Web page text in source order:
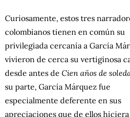
Curiosamente, estos tres
colombianos tienen en común su
privilegiada cercanía a García
vivieron de cerca su vertiginosa
desde antes de Cien años de
su parte, García Márquez fue
especialmente deferente en sus
apreciaciones que de ellos hiciera